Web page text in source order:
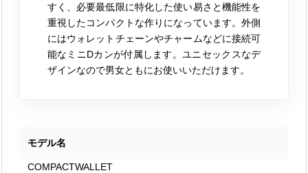
すく、必要最低限に特化した使い易さと機能性を
重視したコンパクトな作りになっています。外側
にはウォレットチェーンやチャームなどに接続可
能なミニDカンが付属します。ユニセックスなデ
ザインなので男女ともにお使いいただけます。
モデル名
COMPACTWALLET